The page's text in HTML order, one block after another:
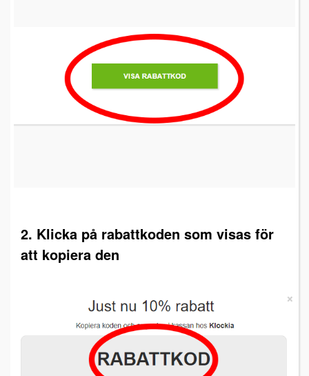
2. Klicka på rabattkoden som visas för
att kopiera den